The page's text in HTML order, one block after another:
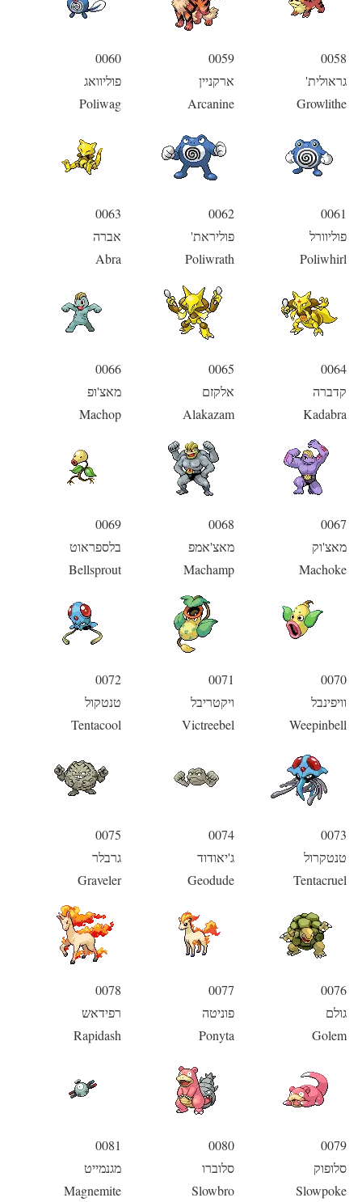
0058
גראולית'
Growlithe
0059
ארקניין
Arcanine
0060
פוליוואג
Poliwag
0061
פוליוורל
Poliwhirl
0062
פוליראת'
Poliwrath
0063
אברה
Abra
0064
קדברה
Kadabra
0065
אלקזם
Alakazam
0066
מאצ'ופ
Machop
0067
מאצ'וק
Machoke
0068
מאצ'אמפ
Machamp
0069
בלספראוט
Bellsprout
0070
וויפינבל
Weepinbell
0071
ויקטריבל
Victreebel
0072
טנטקול
Tentacool
0073
טנטקרול
Tentacruel
0074
ג'יאודוד
Geodude
0075
גרבלר
Graveler
0076
גולם
Golem
0077
פוניטה
Ponyta
0078
רפידאש
Rapidash
0079
סלופוק
Slowpoke
0080
סלוברו
Slowbro
0081
מגנמייט
Magnemite